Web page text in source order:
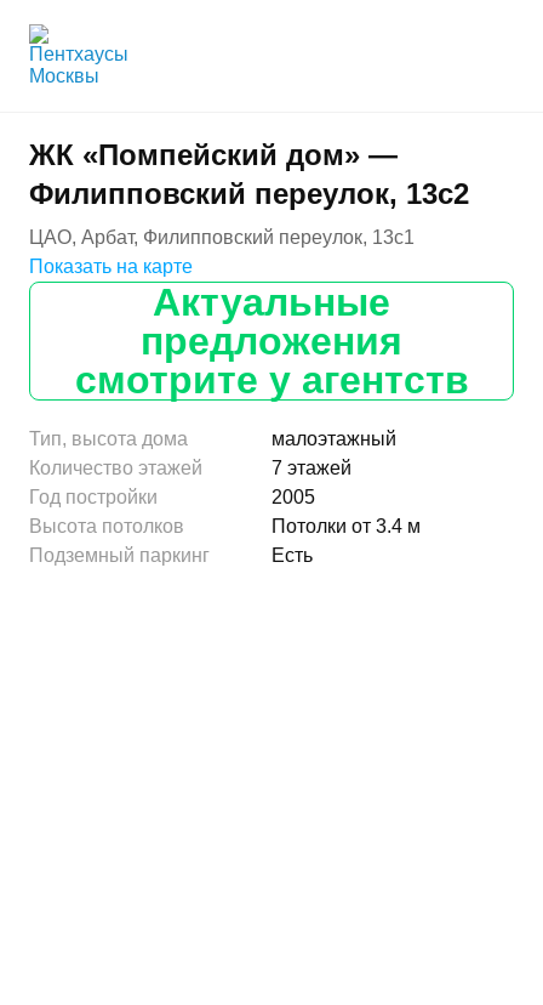
ЖК «Помпейский дом» —
Филипповский переулок, 13с2
ЦАО, Арбат, Филипповский переулок, 13с1
Показать на карте
Актуальные
предложения
смотрите у агентств
Тип, высота дома
малоэтажный
Количество этажей
7 этажей
Год постройки
2005
Высота потолков
Потолки от 3.4 м
Подземный паркинг
Есть